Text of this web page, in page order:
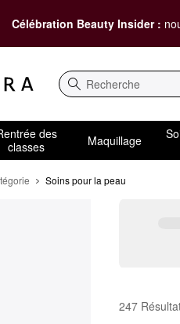
Célébration Beauty Insider :
Recherche
des
classes
Maquillage
Soins pour la peau
Soins pour
247